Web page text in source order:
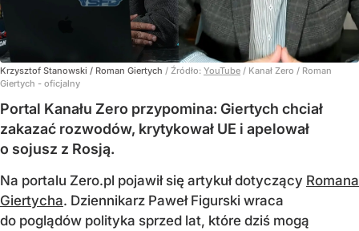
Krzysztof Stanowski / Roman Giertych / Źródło: YouTube / Kanał Zero / Roman
Giertych - oficjalny
Portal Kanału Zero przypomina: Giertych chciał
zakazać rozwodów, krytykował UE i apelował
o sojusz z Rosją.
Na portalu Zero.pl pojawił się artykuł dotyczący Romana
Giertycha. Dziennikarz Paweł Figurski wraca
do poglądów polityka sprzed lat, które dziś mogą